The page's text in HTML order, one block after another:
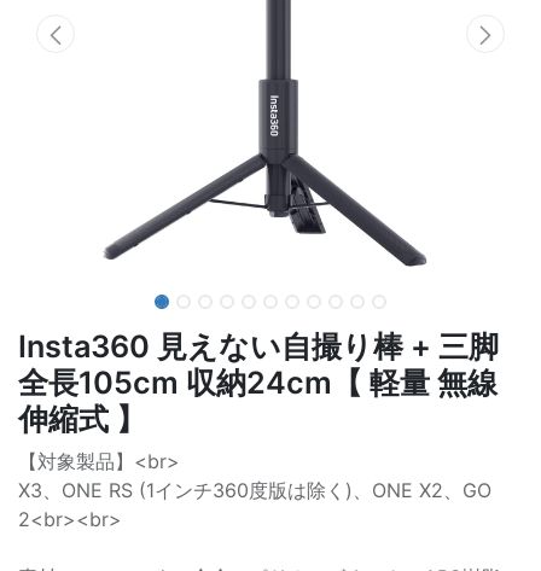
Insta360 見えない自撮り棒 + 三脚
全長105cm 収納24cm【 軽量 無線
伸縮式 】
【対象製品】<br>
X3、ONE RS (1インチ360度版は除く)、ONE X2、GO
2<br><br>